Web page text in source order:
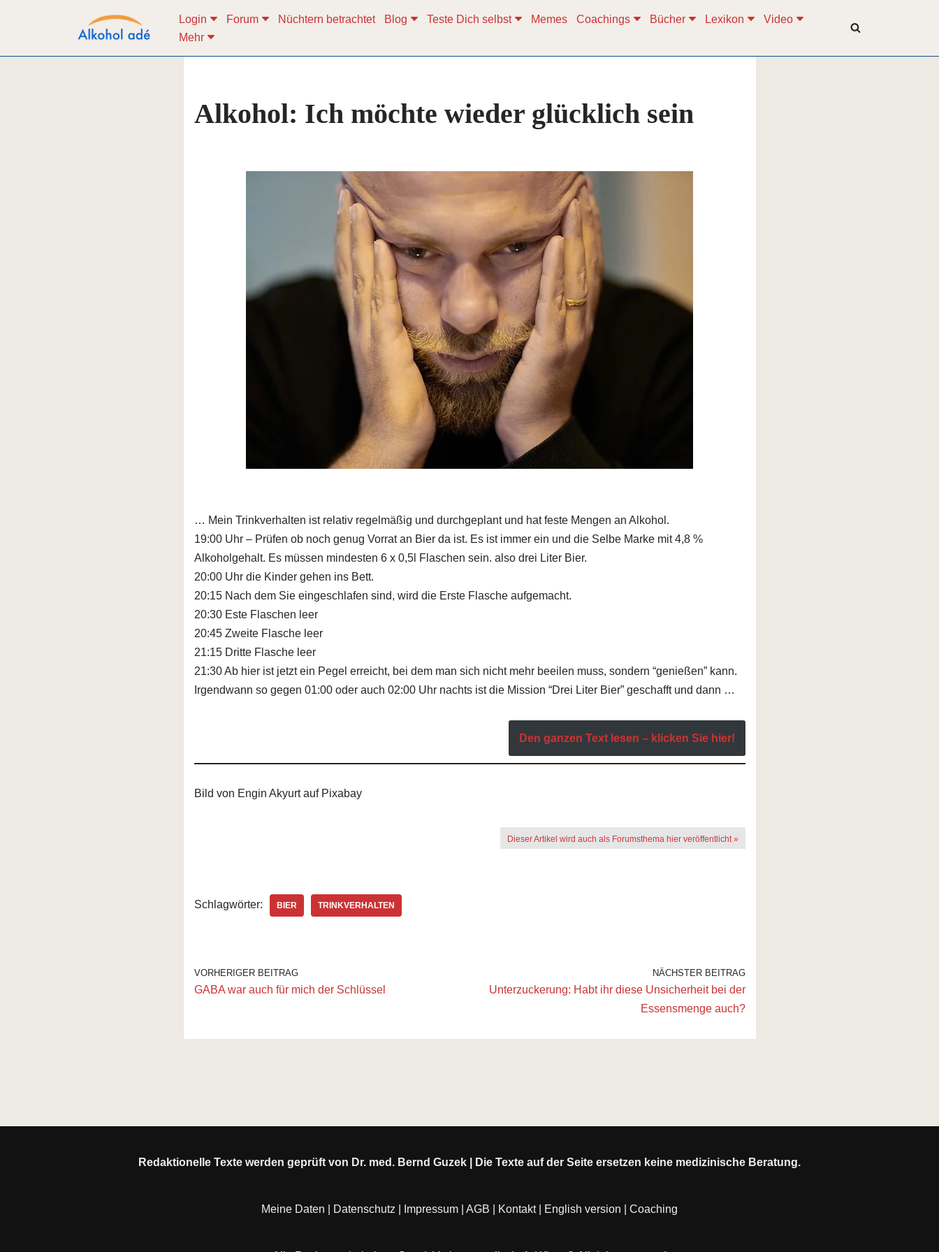
Inhalt
Login Forum Nüchtern betrachtet Blog Teste Dich selbst Memes Coachings Bücher Lexikon
Video
Mehr
Alkohol: Ich möchte wieder glücklich sein
… Mein Trinkverhalten ist relativ regelmäßig und durchgeplant und hat feste Mengen an Alkohol.
19:00 Uhr – Prüfen ob noch genug Vorrat an Bier da ist. Es ist immer ein und die Selbe Marke mit 4,8 %
Alkoholgehalt. Es müssen mindesten 6 x 0,5l Flaschen sein. also drei Liter Bier.
20:00 Uhr die Kinder gehen ins Bett.
20:15 Nach dem Sie eingeschlafen sind, wird die Erste Flasche aufgemacht.
20:30 Este Flaschen leer
20:45 Zweite Flasche leer
21:15 Dritte Flasche leer
21:30 Ab hier ist jetzt ein Pegel erreicht, bei dem man sich nicht mehr beeilen muss, sondern “genießen” kann.
Irgendwann so gegen 01:00 oder auch 02:00 Uhr nachts ist die Mission “Drei Liter Bier” geschafft und dann …
Den ganzen Text lesen – klicken Sie hier!
Bild von Engin Akyurt auf Pixabay
Dieser Artikel wird auch als Forumsthema hier veröffentlicht »
Schlagwörter: BIER TRINKVERHALTEN
VORHERIGER BEITRAG
GABA war auch für mich der Schlüssel
NÄCHSTER BEITRAG
Unterzuckerung: Habt ihr diese Unsicherheit bei der
Essensmenge auch?
Redaktionelle Texte werden geprüft von Dr. med. Bernd Guzek | Die Texte auf der Seite ersetzen keine medizinische Beratung.
Meine Daten Datenschutz Impressum AGB Kontakt| English version Coaching